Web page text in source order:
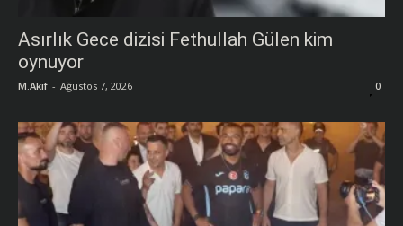
Asırlık Gece dizisi Fethullah Gülen kim
oynuyor
M.Akif - Ağustos 7, 2026 0